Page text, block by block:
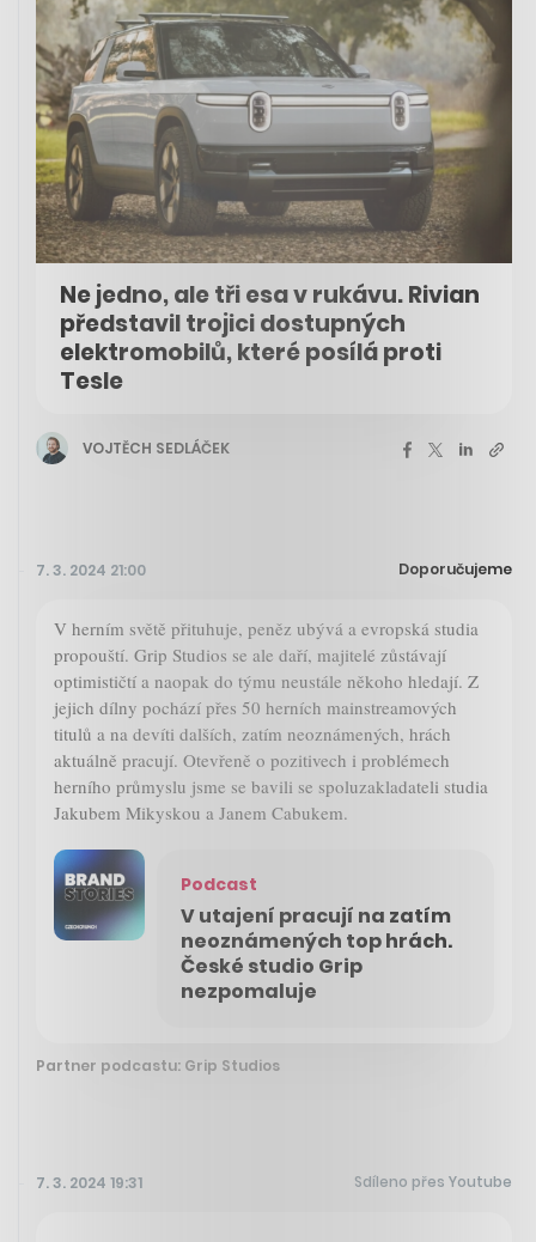
Ne jedno, ale tři esa v rukávu. Rivian
představil trojici dostupných
elektromobilů, které posílá proti
Tesle
VOJTĚCH SEDLÁČEK
7. 3. 2024 21:00 Doporučujeme
V herním světě přituhuje, peněz ubývá a evropská studia
propouští. Grip Studios se ale daří, majitelé zůstávají
optimističtí a naopak do týmu neustále někoho hledají. Z
jejich dílny pochází přes 50 herních mainstreamových
titulů a na devíti dalších, zatím neoznámených, hrách
aktuálně pracují. Otevřeně o pozitivech i problémech
herního průmyslu jsme se bavili se spoluzakladateli studia
Jakubem Mikyskou a Janem Cabukem.
Podcast
V utajení pracují na zatím
neoznámených top hrách.
České studio Grip
nezpomaluje
Partner podcastu: Grip Studios
7. 3. 2024 19:31 Sdíleno přes Youtube